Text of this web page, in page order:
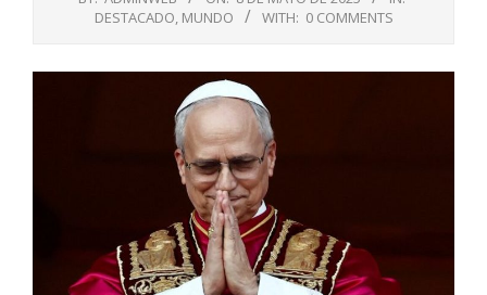
DESTACADO, MUNDO WITH: 0 COMMENTS